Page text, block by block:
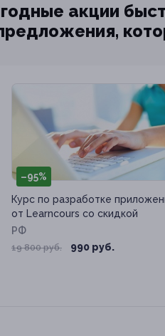
акции
–95%
Курс по разработке
от Learncours со скидкой
РФ
19 800 руб. 990 руб.